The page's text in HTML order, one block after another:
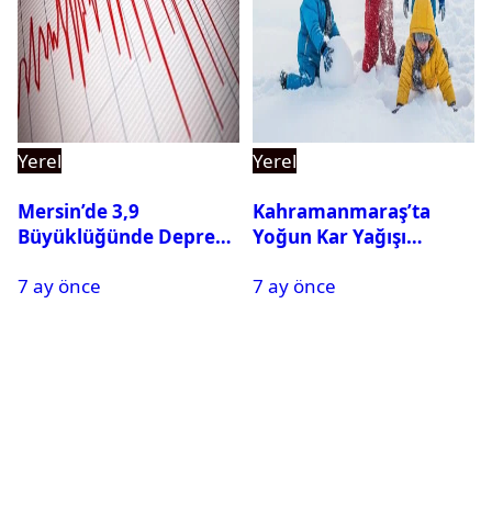
Yerel
Mersin’de 3,9
Büyüklüğünde Deprem
7 ay önce
Yerel
Kahramanmaraş’ta
Yoğun Kar Yağışı
Tatil
7 ay önce